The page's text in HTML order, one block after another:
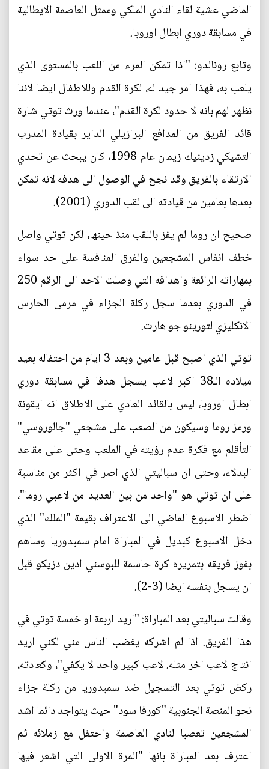
الماضي عشية لقاء النادي الملكي وممثل العاصمة الايطالية
في مسابقة دوري ابطال اوروبا.
وتابع رونالدو: "اذا تمكن المرء من اللعب بالمستوى الذي
يلعب به، فهذا امر جيد له، لكرة القدم وللاطفال ايضا لاننا
نظهر لهم بانه لا حدود لكرة القدم"، عندما ورث توتي شارة
قائد الفريق من المدافع البرازيلي الداير بقيادة المدرب
التشيكي زدينيك زيمان عام 1998، كان يبحث عن تحدي
الارتقاء بالفريق وقد نجح في الوصول الى هدفه لانه تمكن
بعدها بعامين من قيادته الى لقب الدوري (2001).
صحيح ان روما لم يفز باللقب منذ حينها، لكن توتي واصل
خطف انفاس المشجعين والفرق المنافسة على حد سواء
بمهاراته الرائعة واهدافه التي وصلت الاحد الى الرقم 250
في الدوري بعدما سجل ركلة الجزاء في مرمى الحارس
الانكليزي لتورينو جو هارت.
توتي الذي اصبح قبل عامين وبعد 3 ايام من احتفاله بعيد
ميلاده الـ38 اكبر لاعب يسجل هدفا في مسابقة دوري
ابطال اوروبا، ليس بالقائد العادي على الاطلاق انه ايقونة
ورمز روما وسيكون من الصعب على مشجعي "جالوروسي"
التأقلم مع فكرة عدم رؤيته في الملعب وحتى على مقاعد
البدلاء، وحتى ان سباليتي الذي اصر في اكثر من مناسبة
على ان توتي هو "واحد من بين العديد من لاعبي روما"،
اضطر الاسبوع الماضي الى الاعتراف بقيمة "الملك" الذي
دخل الاسبوع كبديل في المباراة امام سمبدوريا وساهم
بفوز فريقه بتمريره كرة حاسمة للبوسني ادين دزيكو قبل
ان يسجل بنفسه ايضا (3-2).
وقالت سباليتي بعد المباراة: "اريد اربعة او خمسة توتي في
هذا الفريق. اذا لم اشركه يغضب الناس مني لكني اريد
انتاج لاعب اخر مثله. لاعب كبير واحد لا يكفي"، وكعادته،
ركض توتي بعد التسجيل ضد سمبدوريا من ركلة جزاء
نحو المنصة الجنوبية "كورفا سود" حيث يتواجد دائما اشد
المشجعين تعصبا لنادي العاصمة واحتفل مع زملائه ثم
اعترف بعد المباراة بانها "المرة الاولى التي اشعر فيها